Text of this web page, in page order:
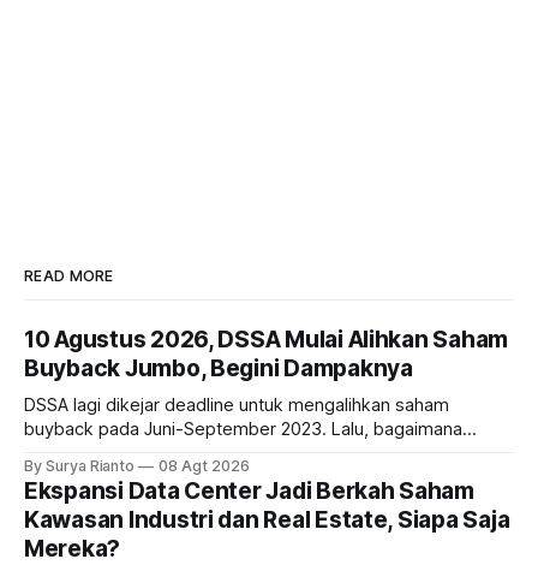
READ MORE
10 Agustus 2026, DSSA Mulai Alihkan Saham
Buyback Jumbo, Begini Dampaknya
DSSA lagi dikejar deadline untuk mengalihkan saham
buyback pada Juni-September 2023. Lalu, bagaimana
By Surya Rianto 08 Agt 2026
Ekspansi Data Center Jadi Berkah Saham
Kawasan Industri dan Real Estate, Siapa Saja
Mereka?